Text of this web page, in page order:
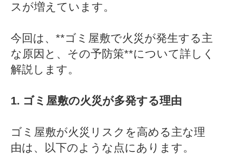
スが増えています。
今回は、**ゴミ屋敷で火災が発生する主
な原因と、その予防策**について詳しく
解説します。
1. ゴミ屋敷の火災が多発する理由
ゴミ屋敷が火災リスクを高める主な理
由は、以下のような点にあります。